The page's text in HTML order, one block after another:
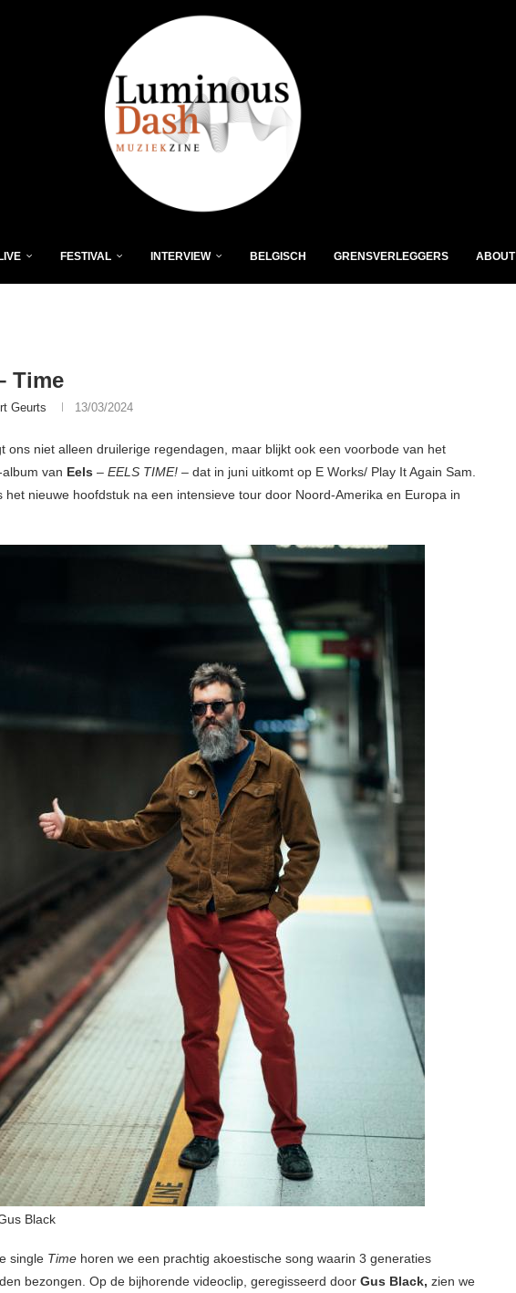
FESTIVAL INTERVIEW BELGISCH GRENSVERLEGGERS ABOUT
Time
Geurts 13/03/2024
ons niet alleen druilerige regendagen, maar blijkt ook een voorbode van het
van Eels – EELS TIME! – dat in juni uitkomt op E Works/ Play It Again Sam.
het nieuwe hoofdstuk na een intensieve tour door Noord-Amerika en Europa in
Black
single Time horen we een prachtig akoestische song waarin 3 generaties
bezongen. Op de bijhorende videoclip, geregisseerd door Gus Black, zien we